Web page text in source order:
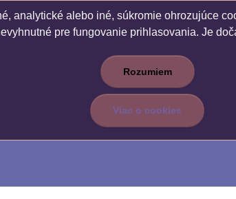
analytické alebo iné, súkromie ohrozujúce
pre fungovanie prihlasovania. Je
Rozumiem
Viac o cookies